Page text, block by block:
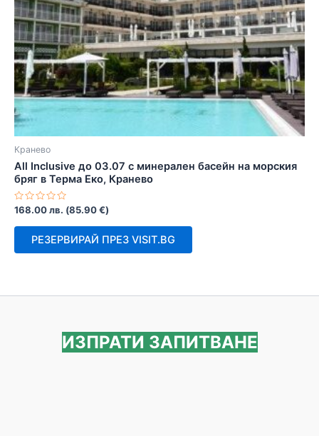
Кранево
All Inclusive до 03.07 с минерален басейн на морския
бряг в Терма Еко, Кранево
Оценено
0
168.00лв. (85.90€)
РЕЗЕРВИРАЙ ПРЕЗ VISIT.BG
ИЗПРАТИ ЗАПИТВАНЕ